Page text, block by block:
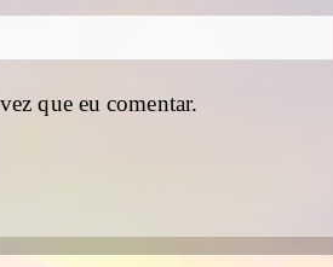
que eu comentar.